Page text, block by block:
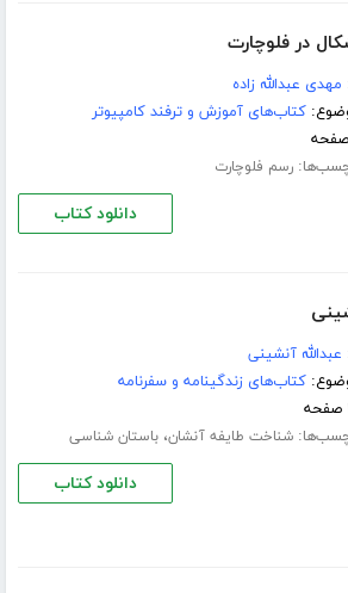
در فلوچارت
مهدی عبدالله زاده
کتاب‌های آموزش و ترفند کامپیوتر
رسم فلوچارت
دانلود کتاب
عبدالله آنشینی
کتاب‌های زندگینامه و سفرنامه
شناخت طایفه آنشان،باستان شناسی
دانلود کتاب